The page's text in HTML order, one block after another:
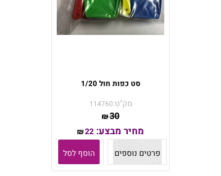
סט כפות חול 1/20
מק"ט:114760
₪30
מחיר מבצע: ₪22
פרטים נוספים
הוסף לסל